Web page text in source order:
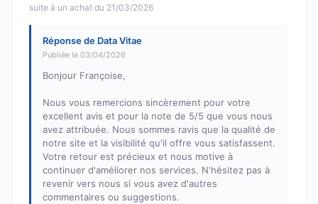
suite à un achat du 21/03/2026
Réponse de Data Vitae
Publiée le 03/04/2026
Bonjour Françoise,
Nous vous remercions sincèrement pour votre
excellent avis et pour la note de 5/5 que vous nous
avez attribuée. Nous sommes ravis que la qualité de
notre site et la visibilité qu'il offre vous satisfassent.
Votre retour est précieux et nous motive à
continuer d'améliorer nos services. N'hésitez pas à
revenir vers nous si vous avez d'autres
commentaires ou suggestions.